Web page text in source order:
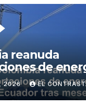
reanuda
de
tras
comercial
2026 EL